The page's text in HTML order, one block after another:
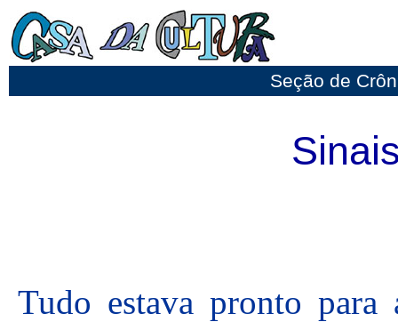
Seção de
Tudo estava pronto para